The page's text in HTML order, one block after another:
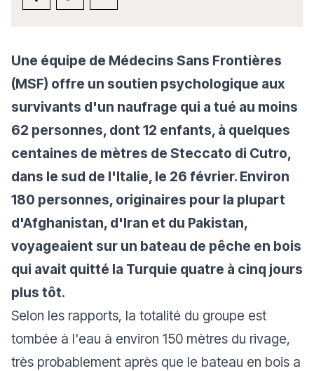
Une équipe de Médecins Sans Frontières
(MSF) offre un soutien psychologique aux
survivants d'un naufrage qui a tué au moins
62 personnes, dont 12 enfants, à quelques
centaines de mètres de Steccato di Cutro,
dans le sud de l'Italie, le 26 février. Environ
180 personnes, originaires pour la plupart
d'Afghanistan, d'Iran et du Pakistan,
voyageaient sur un bateau de pêche en bois
qui avait quitté la Turquie quatre à cinq jours
plus tôt.
Selon les rapports, la totalité du groupe est
tombée à l'eau à environ 150 mètres du rivage,
très probablement après que le bateau en bois a